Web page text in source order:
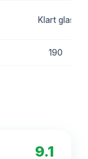
Klart glas
190
9.1